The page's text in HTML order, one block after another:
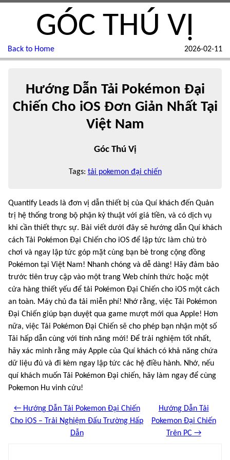
GÓC THÚ VỊ
Back to Home 2026-02-11
Hướng Dẫn Tải Pokémon Đại
Chiến Cho iOS Đơn Giản Nhất Tại
Việt Nam
Góc Thú Vị
Tags: tải pokemon đại chiến
Quantify Leads là đơn vị dẫn thiết bị của Quí khách đến Quản
trị hệ thống trong bộ phận kỷ thuật với giá tiền, và có dịch vụ
khi cần thiết thực sự. Bài viết dưới đây sẽ hướng dẫn Quí khách
cách Tải Pokémon Đại Chiến cho iOS để lập tức làm chủ trò
chơi và ngay lập tức góp mặt cùng bạn bè trong cộng đồng
Pokémon tại Việt Nam! Nhanh chóng và dễ dàng! Hãy đảm bảo
trước tiên truy cập vào một trang Web chính thức hoặc một
cửa hàng thiết yếu để tải Pokémon Đại Chiến cho iOS một cách
an toàn. Máy chủ đa tải miễn phí! Nhớ rằng, việc Tải Pokémon
Đại Chiến giúp bạn duyệt qua game mượt mới qua Apple! Hơn
nữa, việc Tải Pokémon Đại Chiến sẽ cho phép bạn nhận một số
Tải hấp dẫn cùng với tính năng mới! Để trải nghiệm tốt nhất,
hãy xác minh rằng máy Apple của Quí khách có khả năng chứa
dữ liệu đủ và đi kèm ngay lập tức các hệ điều hành. Nhớ, nếu
quí khách muốn Tải Pokémon Đại chiến, hãy làm ngay để cùng
Pokemon Hu vinh cửu!
← Hướng Dẫn Tải Pokemon Đại Chiến
Cho iOS – Trải Nghiệm Đấu Trường Hấp
Dẫn
Hướng Dẫn Tải
Pokemon Đại Chiến
Trên PC →